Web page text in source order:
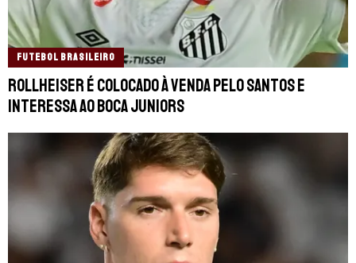
FUTEBOL BRASILEIRO
Rollheiser é colocado à venda pelo Santos e
interessa ao Boca Juniors